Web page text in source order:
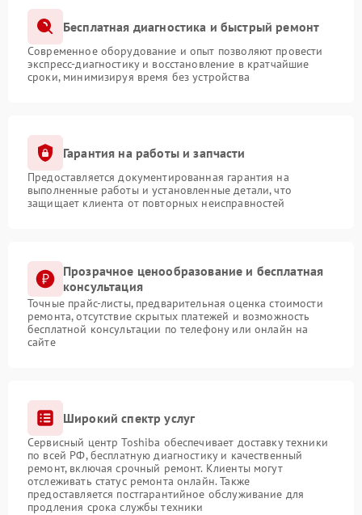
Бесплатная диагностика и быстрый ремонт
Современное оборудование и опыт позволяют провести
экспресс-диагностику и восстановление в кратчайшие
сроки, минимизируя время без устройства
Гарантия на работы и запчасти
Предоставляется документированная гарантия на
выполненные работы и установленные детали, что
защищает клиента от повторных неисправностей
Прозрачное ценообразование и бесплатная
консультация
Точные прайс-листы, предварительная оценка стоимости
ремонта, отсутствие скрытых платежей и возможность
бесплатной консультации по телефону или онлайн на
сайте
Широкий спектр услуг
Сервисный центр Toshiba обеспечивает доставку техники
по всей РФ, бесплатную диагностику и качественный
ремонт, включая срочный ремонт. Клиенты могут
отслеживать статус ремонта онлайн. Также
предоставляется постгарантийное обслуживание для
продления срока службы техники